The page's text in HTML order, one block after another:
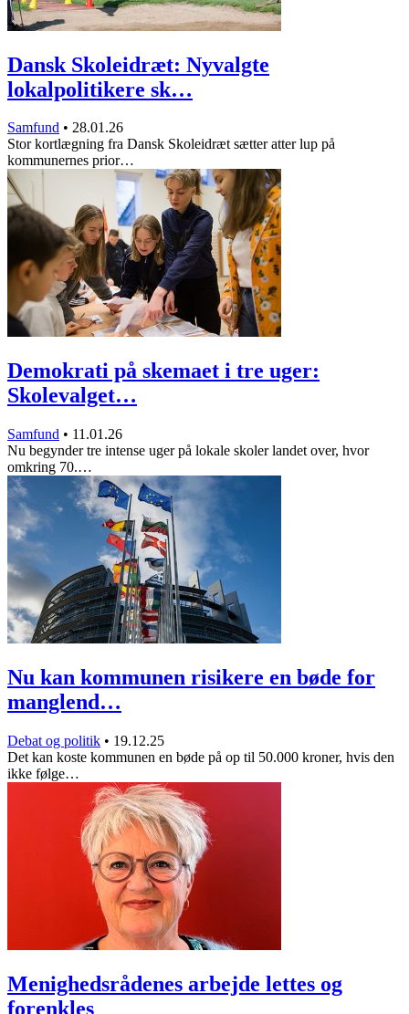
Dansk Skoleidræt: Nyvalgte
lokalpolitikere sk…
Samfund • 28.01.26
Stor kortlægning fra Dansk Skoleidræt sætter atter lup på
kommunernes prior…
Demokrati på skemaet i tre uger:
Skolevalget…
Samfund • 11.01.26
Nu begynder tre intense uger på lokale skoler landet over, hvor
omkring 70.…
Nu kan kommunen risikere en bøde for
manglend…
Debat og politik • 19.12.25
Det kan koste kommunen en bøde på op til 50.000 kroner, hvis den
ikke følge…
Menighedsrådenes arbejde lettes og
forenkles